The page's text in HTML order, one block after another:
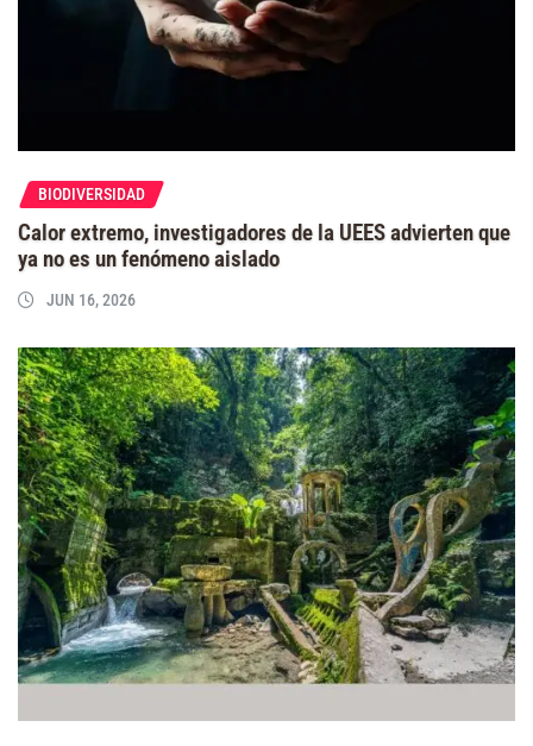
BIODIVERSIDAD
Calor extremo, investigadores de la UEES advierten que
ya no es un fenómeno aislado
JUN 16, 2026